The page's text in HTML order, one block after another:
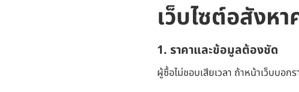
เว็บไซต์อสังหา
1. ราคาและข้อมูลต้องชัด
ผู้ซื้อไม่ชอบเสียเวลา ถ้าหน้าเว็บบอก